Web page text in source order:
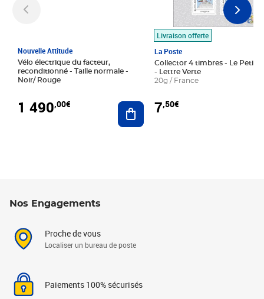
Nouvelle Attitude
Vélo électrique du facteur,
reconditionné - Taille normale -
Noir/ Rouge
1 490,00€ Ajouter au panier
Livraison offerte
La Poste
Collector 4 timbres - Le Petit
- Lettre Verte
20g / France
7,50€
Nos Engagements
Proche de vous
Localiser un bureau de poste
Paiements 100% sécurisés